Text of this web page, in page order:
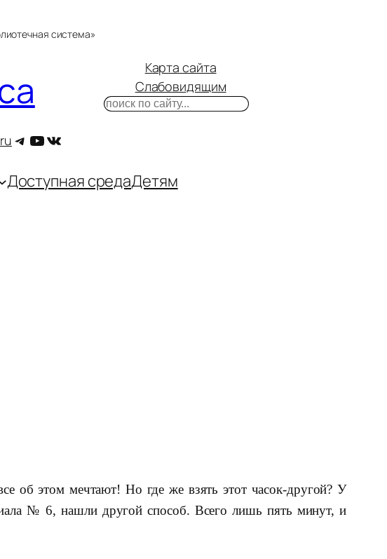
система»
Telegram
YouTube
ВКонтакте
Карта сайта
Слабовидящим
Поиск
Доступная средаДетям
об этом мечтают! Но где же взять этот часок-другой? У
№ 6, нашли другой способ. Всего лишь пять минут, и